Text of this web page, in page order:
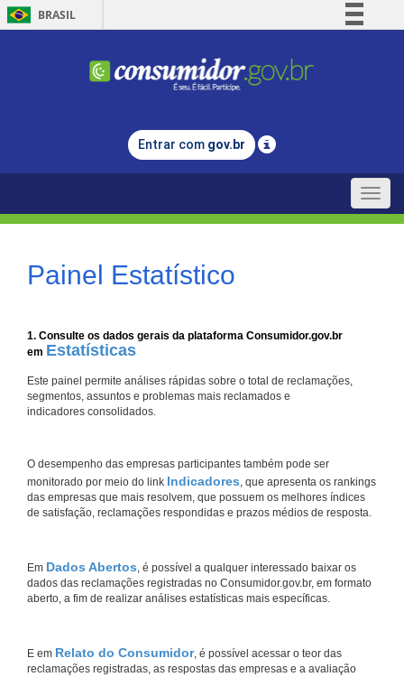
BRASIL
Comunica BR
Legislação
Entrar com gov.br
Toggle
Painel Estatístico
1. Consulte os dados gerais da plataforma Consumidor.gov.br
em Estatísticas
Este painel permite análises rápidas sobre o total de reclamações,
segmentos, assuntos e problemas mais reclamados e
indicadores consolidados.
O desempenho das empresas participantes também pode ser
monitorado por meio do link Indicadores, que apresenta os rankings
das empresas que mais resolvem, que possuem os melhores índices
de satisfação, reclamações respondidas e prazos médios de resposta.
Em Dados Abertos, é possível a qualquer interessado baixar os
dados das reclamações registradas no Consumidor.gov.br, em formato
aberto, a fim de realizar análises estatísticas mais específicas.
E em Relato do Consumidor, é possível acessar o teor das
reclamações registradas, as respostas das empresas e a avaliação